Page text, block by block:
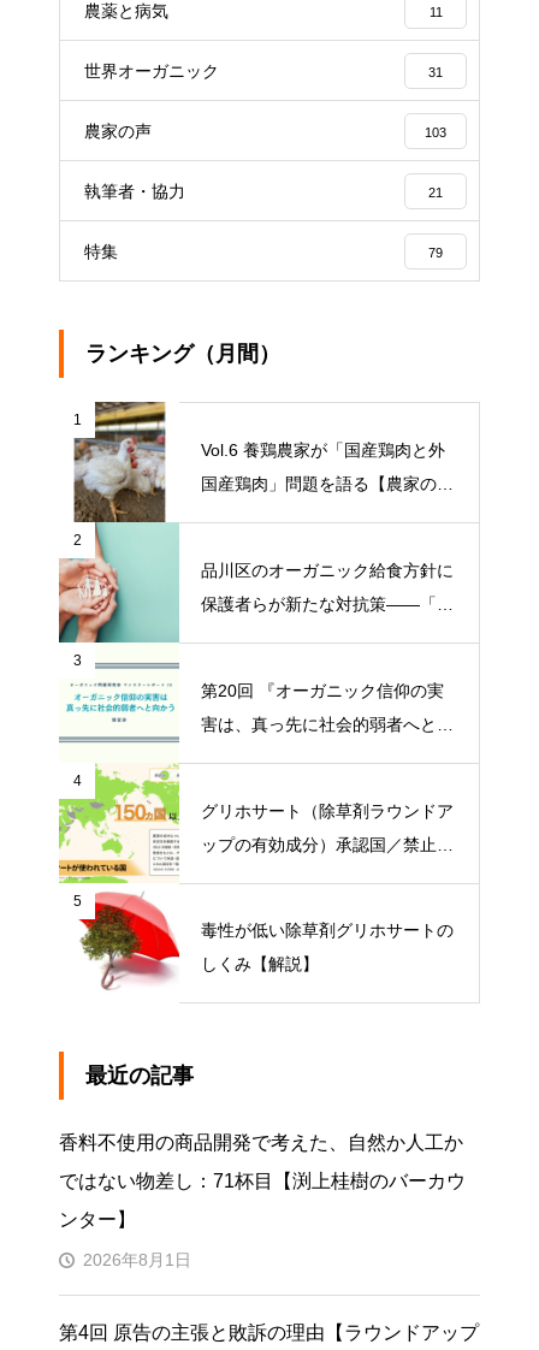
農薬と病気 11
世界オーガニック 31
農家の声 103
執筆者・協力 21
特集 79
ランキング（月間）
1
Vol.6 養鶏農家が「国産鶏肉と外
国産鶏肉」問題を語る【農家の本
2
品川区のオーガニック給食方針に
保護者らが新たな対抗策——「品
3
第20回 『オーガニック信仰の実
害は、真っ先に社会的弱者へと向
4
グリホサート（除草剤ラウンドア
ップの有効成分）承認国／禁止国
5
毒性が低い除草剤グリホサートの
しくみ【解説】
最近の記事
香料不使用の商品開発で考えた、自然か人工か
ではない物差し：71杯目【渕上桂樹のバーカウ
ンター】
2026年8月1日
第4回 原告の主張と敗訴の理由【ラウンドアップ